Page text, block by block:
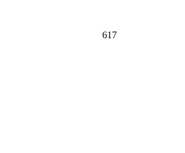
617